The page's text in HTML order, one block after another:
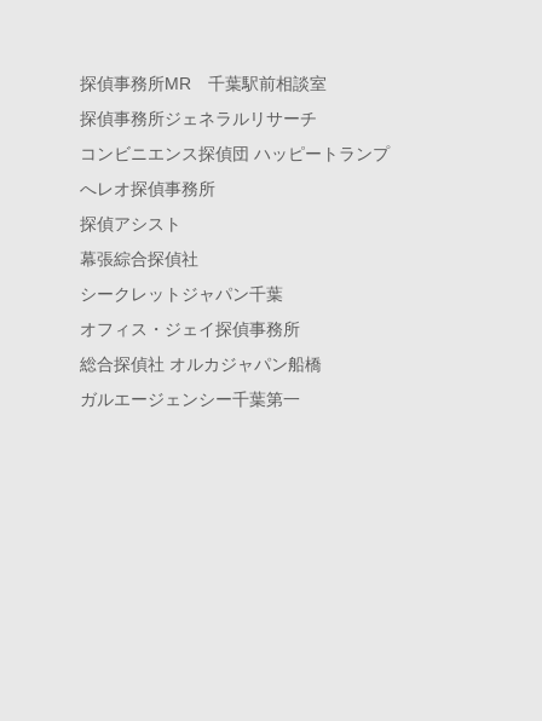
探偵事務所MR 千葉駅前相談室
探偵事務所ジェネラルリサーチ
コンビニエンス探偵団 ハッピートランプ
へレオ探偵事務所
探偵アシスト
幕張綜合探偵社
シークレットジャパン千葉
オフィス・ジェイ探偵事務所
総合探偵社 オルカジャパン船橋
ガルエージェンシー千葉第一